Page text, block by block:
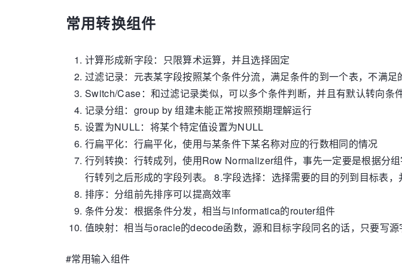
常用转换组件
计算形成新字段：只限算术运算，并且选择固定
过滤记录：元表某字段按照某个条件分流，满足条件的到一个表，不满足
Switch/Case：和过滤记录类似，可以多个条件判断，并且有默认转向条
记录分组：group by 组建未能正常按照预期理解运行
设置为NULL：将某个特定值设置为NULL
行扁平化：行扁平化，使用与某条件下某名称对应的行数相同的情况
行列转换：行转成列，使用Row Normalizer组件，事先一定要是根据分
行转列之后形成的字段列表。 8.字段选择：选择需要的目的列到目标表
排序：分组前先排序可以提高效率
条件分发：根据条件分发，相当与informatica的router组件
值映射：相当与oracle的decode函数，源和目标字段同名的话，只要写源
#常用输入组件